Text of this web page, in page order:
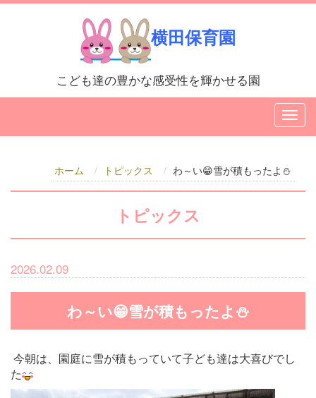
横田保育園
こども達の豊かな感受性を輝かせる園
ホーム トピックス わ～い😁雪が積もったよ⛄
トピックス
2026.02.09
わ～い😁雪が積もったよ⛄
今朝は、園庭に雪が積もっていて子ども達は大喜びでし
た